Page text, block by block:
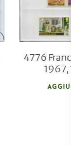
4776
1967,